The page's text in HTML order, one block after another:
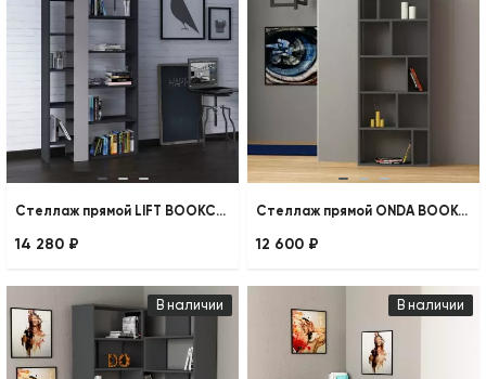
Стеллаж прямой LIFT BOOKCASE
14 280 ₽
Стеллаж прямой ONDA BOOKCASE
12 600 ₽
В наличии В наличии